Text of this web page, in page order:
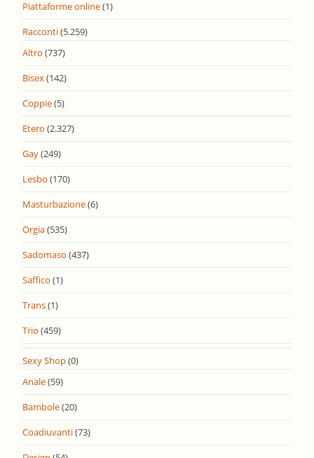
Piattaforme online(1)
Racconti(5.259)
Altro (737)
Bisex(142)
Coppie(5)
Etero (2.327)
Gay(249)
Lesbo (170)
Masturbazione(6)
Orgia(535)
Sadomaso (437)
Saffico (1)
Trans(1)
Trio (459)
Sexy Shop(0)
Anale(59)
Bambole(20)
Coadiuvanti(73)